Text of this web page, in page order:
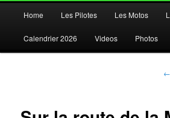
Aller au contenu principal
Aller au contenu secondaire
Home Les Pilotes Les Motos
Calendrier 2026 Videos Photos
←